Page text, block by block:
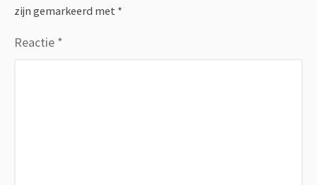
zijn gemarkeerd met *
Reactie *